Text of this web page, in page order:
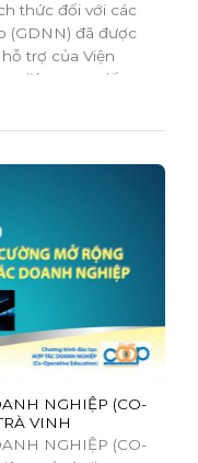
thức đối với các
(GDNN) đã được
trợ của Viện
liên quan đến...
NGHIỆP (CO-
VINH
NGHIỆP (CO-